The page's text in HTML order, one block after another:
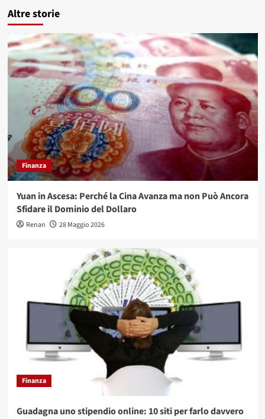
Altre storie
Finanza
Yuan in Ascesa: Perché la Cina Avanza ma non Può Ancora
Sfidare il Dominio del Dollaro
Renan 28 Maggio 2026
Finanza
Guadagna uno stipendio online: 10 siti per farlo davvero